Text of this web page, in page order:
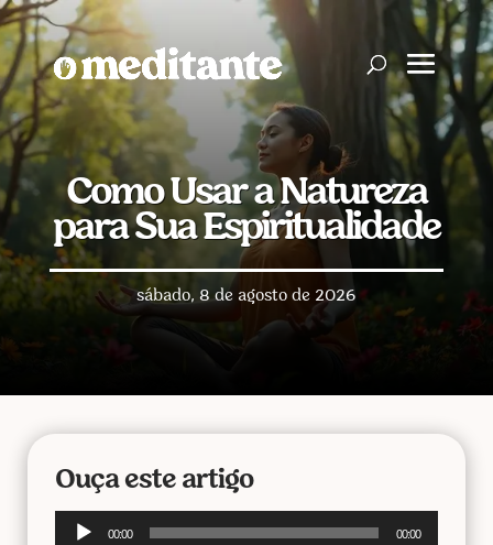
Como Usar a Natureza
para Sua Espiritualidade
sábado, 8 de agosto de 2026
Ouça este artigo
Tocador
00:00 00:00